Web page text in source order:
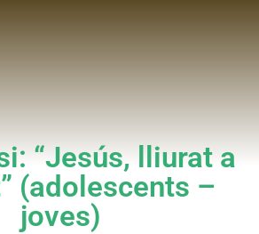
“Jesús, lliurat a
(adolescents –
joves)